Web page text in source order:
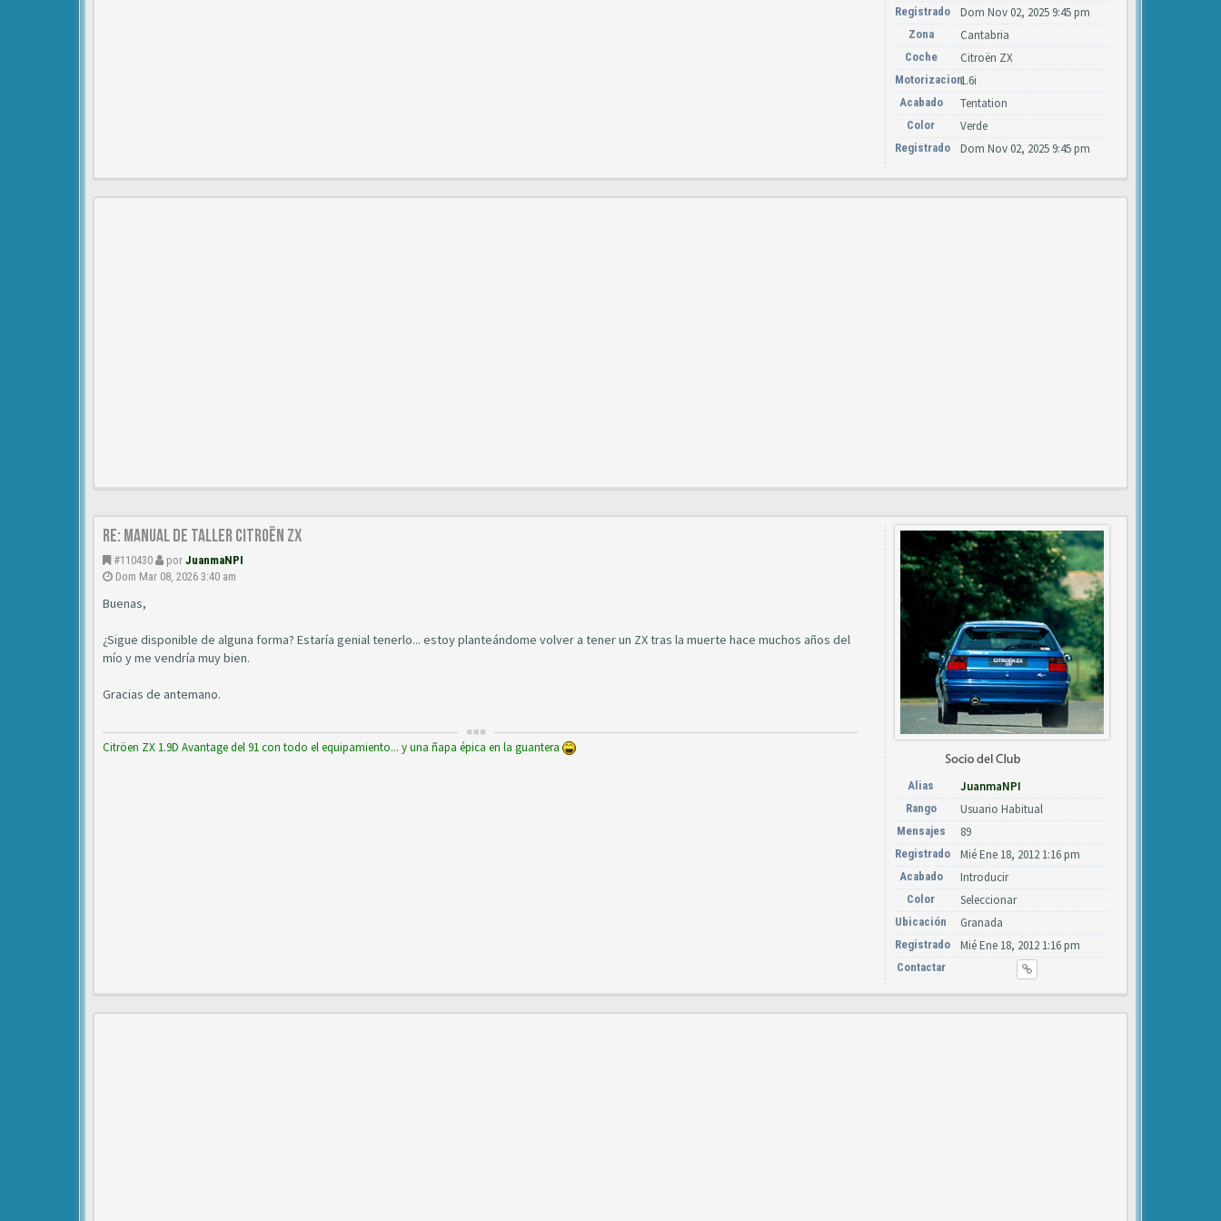
Registrado Dom Nov 02, 2025 9:45 pm
Zona Cantabria
Coche Citroën ZX
Motorizacion1.6i
Acabado Tentation
Color Verde
Registrado Dom Nov 02, 2025 9:45 pm
Re: Manual de Taller Citroën ZX
#110430 por JuanmaNPI
Dom Mar 08, 2026 3:40 am
Buenas,
¿Sigue disponible de alguna forma? Estaría genial tenerlo... estoy planteándome volver a tener un ZX tras la muerte hace muchos años del
mío y me vendría muy bien.
Gracias de antemano.
Citröen ZX 1.9D Avantage del 91 con todo el equipamiento... y una ñapa épica en la guantera
Alias JuanmaNPI
Rango Usuario Habitual
Mensajes 89
Registrado Mié Ene 18, 2012 1:16 pm
Acabado Introducir
Color Seleccionar
Ubicación Granada
Registrado Mié Ene 18, 2012 1:16 pm
Contactar